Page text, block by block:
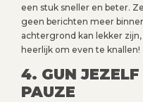
een stuk sneller en beter.
geen berichten meer
achtergrond kan lekker
heerlijk om even te knallen!
4. GUN
PAUZE